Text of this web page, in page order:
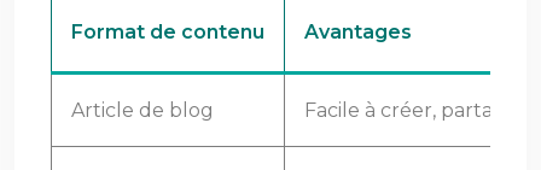
Format de contenu Avantages
Article de blog Facile à créer,